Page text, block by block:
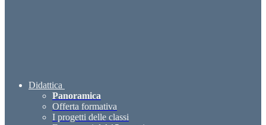
Didattica
Panoramica
Offerta formativa
I progetti delle classi